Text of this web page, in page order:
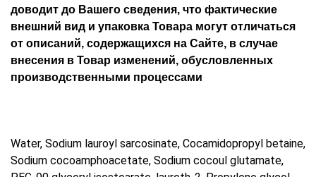
доводит до Вашего сведения, что фактические
внешний вид и упаковка Товара могут отличаться
от описаний, содержащихся на Сайте, в случае
внесения в Товар изменений, обусловленных
производственными процессами
Water, Sodium lauroyl sarcosinate, Cocamidopropyl betaine,
Sodium cocoamphoacetate, Sodium cocoul glutamate,